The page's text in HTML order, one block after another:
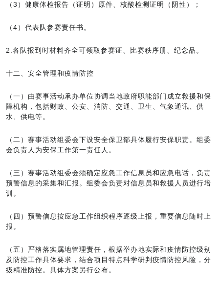
（3）健康体检报告（证明）原件、核酸检测证明（阴性）；
（4）代表队参赛责任书。
2.各队报到时材料齐全可领取参赛证、比赛秩序册、纪念品。
十二、安全管理和疫情防控
（一）由赛事活动承办单位协调当地政府职能部门成立救援和保
障机构，包括财政、公安、消防、交通、卫生、气象通讯、供
水、供电等。
（二）赛事活动组委会下设安全保卫部具体履行安保职责。组委
会负责人为安保工作第一责任人。
（三）赛事活动组委会须确定应急工作信息员和应急电话，负责
预警信息的采集和汇报。组委会负责对信息员和救援人员进行培
训。
（四）预警信息按应急工作组织程序逐级上报，重要信息随时上
报。
（五）严格落实属地管理责任，根据举办地实际和疫情防控级别
及防控工作具体要求，结合项目特点科学研判疫情防控风险，分
级精准防控。具体方案另行公布。